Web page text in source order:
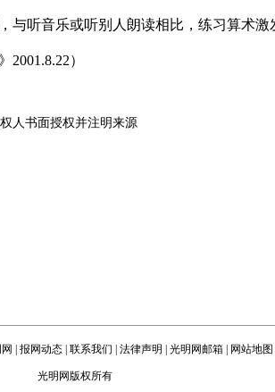
与听音乐或听别人朗读相比，练习算术激
2001.8.22）
人书面授权并注明来源
报网动态 联系我们 法律声明 光明网邮箱 网站地图
光明网版权所有